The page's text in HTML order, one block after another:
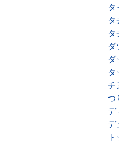
タ
ダ
タ
チ
つ
デ
デ